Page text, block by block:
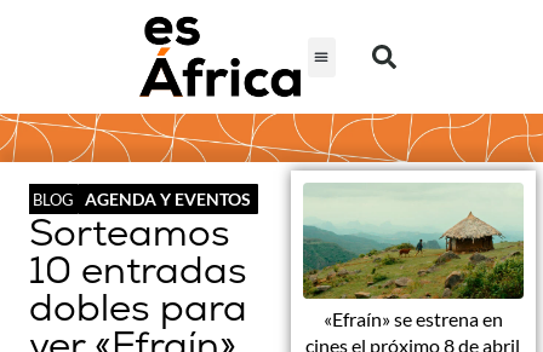
BLOG AGENDA Y EVENTOS
Sorteamos
10 entradas
dobles para
«Efraín» se estrena en
cines el próximo 8 de abril